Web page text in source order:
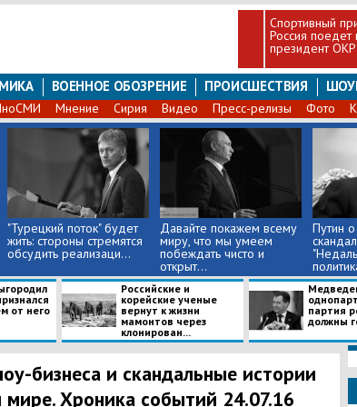
Спортивный
Россия
президент ОКР
ВОЕННОЕ ОБОЗРЕНИЕ ПРОИСШЕСТВИЯ
Мнение Сирия Видео Пресс-релизы Фото
"Турецкий поток" будет
жить: стороны стремятся
обсудить реализаци...
Давайте покажем всему
миру, что мы умеем
побеждать чисто и
открыт...
Путин
от него
Российские и
корейские ученые
вернут к жизни
мамонтов через
клонирован...
партия
должны
бизнеса и скандальные истории
мире. Хроника событий 24.07.16